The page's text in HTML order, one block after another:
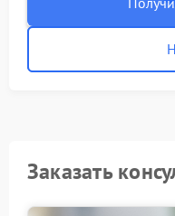
Заказать